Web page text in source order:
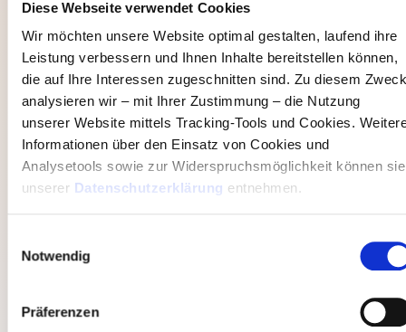
Diese Webseite verwendet Cookies
Wir möchten unsere Website optimal gestalten, laufend ihre
Leistung verbessern und Ihnen Inhalte bereitstellen können,
die auf Ihre Interessen zugeschnitten sind. Zu diesem Zweck
analysieren wir – mit Ihrer Zustimmung – die Nutzung
unserer Website mittels Tracking-Tools und Cookies.
Informationen über den Einsatz von Cookies und
Analysetools sowie zur Widerspruchsmöglichkeit können sie
unsererDatenschutzerklärung entnehmen.
Notwendig
Präferenzen